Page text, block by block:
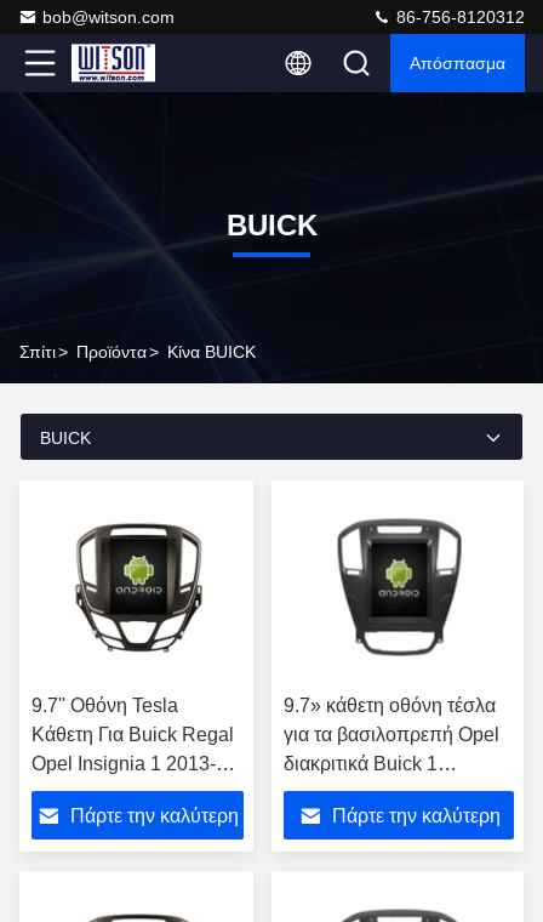
bob@witson.com 86-756-8120312
Απόσπασμα
BUICK
Σπίτι> Προϊόντα> Κίνα BUICK
BUICK
9.7'' Οθόνη Tesla
Κάθετη Για Buick Regal
Opel Insignia 1 2013-
2017 Android Car
Multimedia Player
Πάρτε την καλύτερη
9.7» κάθετη οθόνη τέσλα
για τα βασιλοπρεπή Opel
διακριτικά Buick 1
αρρενωπός φορέας
πολυμέσων αυτοκινήτων
2008-2013
Πάρτε την καλύτερη